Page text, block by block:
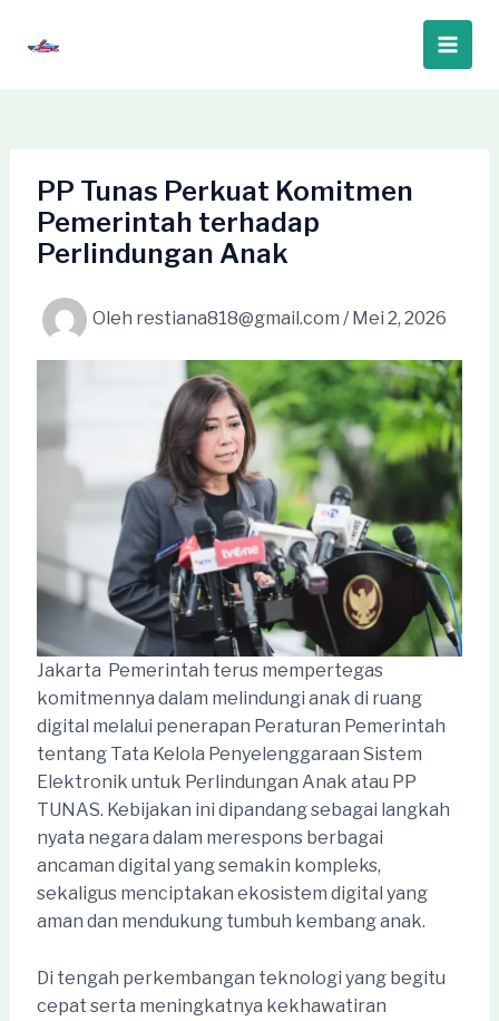
Main
PP Tunas Perkuat Komitmen
Pemerintah terhadap
Perlindungan Anak
Oleh restiana818@gmail.com / Mei 2, 2026
Jakarta  Pemerintah terus mempertegas
komitmennya dalam melindungi anak di ruang
digital melalui penerapan Peraturan Pemerintah
tentang Tata Kelola Penyelenggaraan Sistem
Elektronik untuk Perlindungan Anak atau PP
TUNAS. Kebijakan ini dipandang sebagai langkah
nyata negara dalam merespons berbagai
ancaman digital yang semakin kompleks,
sekaligus menciptakan ekosistem digital yang
aman dan mendukung tumbuh kembang anak.
Di tengah perkembangan teknologi yang begitu
cepat serta meningkatnya kekhawatiran